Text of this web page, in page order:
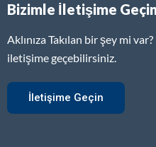
Bizimle İletişime
Aklınıza Takılan bir şey mi
iletişime geçebilirsiniz.
İletişime Geçin